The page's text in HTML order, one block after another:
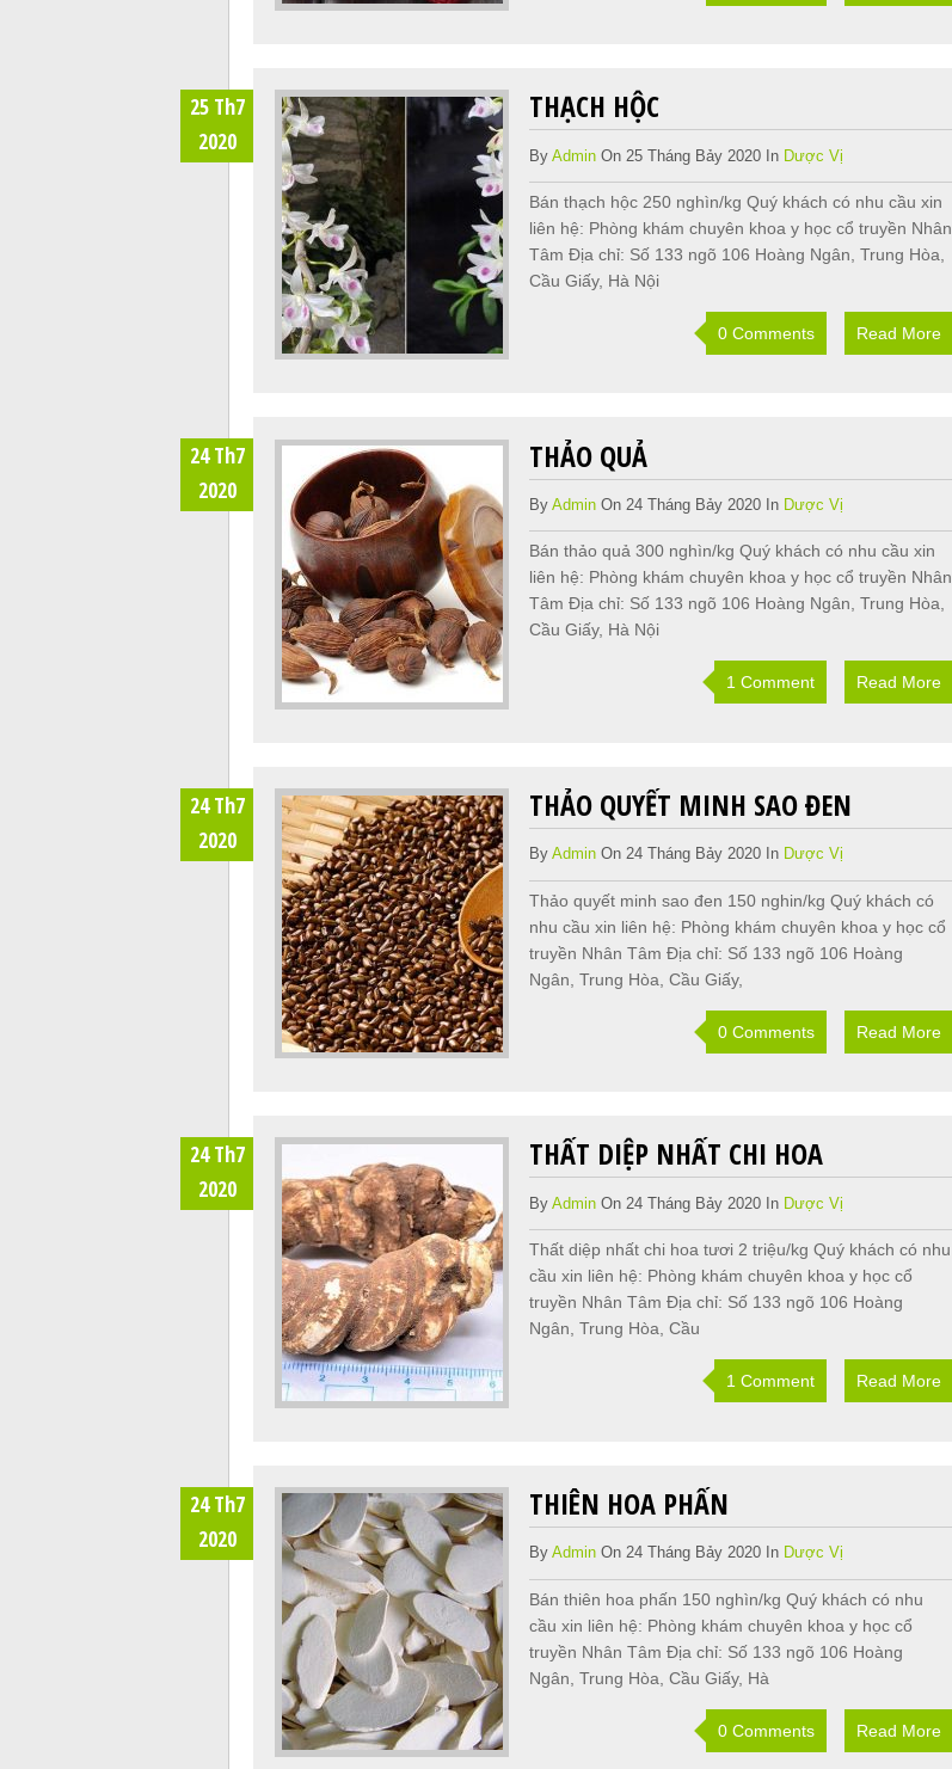
25 Th7
2020
THẠCH HỘC
ByAdmin On 25 Tháng Bảy 2020 In Dược Vị
Bán thạch hộc 250 nghìn/kg Quý khách có nhu cầu xin
liên hệ: Phòng khám chuyên khoa y học cổ truyền Nhân
Tâm Địa chỉ: Số 133 ngõ 106 Hoàng Ngân, Trung Hòa,
Cầu Giấy, Hà Nội
0 Comments Read More
24 Th7
2020
THẢO QUẢ
ByAdmin On 24 Tháng Bảy 2020 In Dược Vị
Bán thảo quả 300 nghìn/kg Quý khách có nhu cầu xin
liên hệ: Phòng khám chuyên khoa y học cổ truyền Nhân
Tâm Địa chỉ: Số 133 ngõ 106 Hoàng Ngân, Trung Hòa,
Cầu Giấy, Hà Nội
1 Comment Read More
24 Th7
2020
THẢO QUYẾT MINH SAO ĐEN
ByAdmin On 24 Tháng Bảy 2020 In Dược Vị
Thảo quyết minh sao đen 150 nghin/kg Quý khách có
nhu cầu xin liên hệ: Phòng khám chuyên khoa y học cổ
truyền Nhân Tâm Địa chỉ: Số 133 ngõ 106 Hoàng
Ngân, Trung Hòa, Cầu Giấy,
0 Comments Read More
24 Th7
2020
THẤT DIỆP NHẤT CHI HOA
ByAdmin On 24 Tháng Bảy 2020 In Dược Vị
Thất diệp nhất chi hoa tươi 2 triệu/kg Quý khách có nhu
cầu xin liên hệ: Phòng khám chuyên khoa y học cổ
truyền Nhân Tâm Địa chỉ: Số 133 ngõ 106 Hoàng
Ngân, Trung Hòa, Cầu
1 Comment Read More
24 Th7
2020
THIÊN HOA PHẤN
ByAdmin On 24 Tháng Bảy 2020 In Dược Vị
Bán thiên hoa phấn 150 nghìn/kg Quý khách có nhu
cầu xin liên hệ: Phòng khám chuyên khoa y học cổ
truyền Nhân Tâm Địa chỉ: Số 133 ngõ 106 Hoàng
Ngân, Trung Hòa, Cầu Giấy, Hà
0 Comments Read More